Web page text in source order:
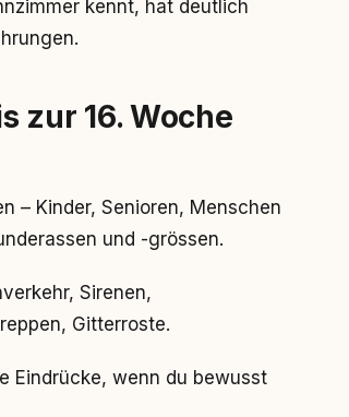
kennt, hat deutlich
zur 16. Woche
– Kinder, Senioren, Menschen
und -grössen.
Sirenen,
Gitterroste.
Eindrücke, wenn du bewusst